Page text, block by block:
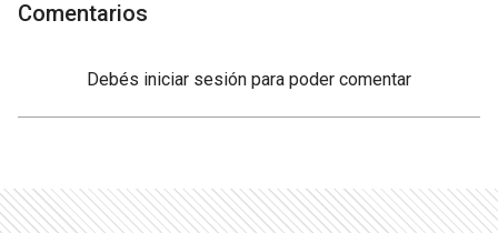
Comentarios
Debés iniciar sesión para poder comentar